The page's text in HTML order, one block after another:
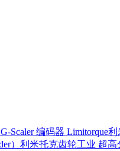
G-Scaler 编码器 Limitorque
超高